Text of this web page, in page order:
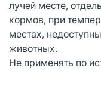
лучей месте,
кормов, при
местах,
животных.
Не применять по